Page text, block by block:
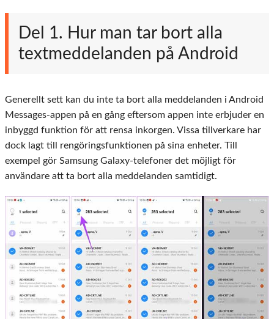
Del 1. Hur man tar bort alla
textmeddelanden på Android
Generellt sett kan du inte ta bort alla meddelanden i Android
Messages-appen på en gång eftersom appen inte erbjuder en
inbyggd funktion för att rensa inkorgen. Vissa tillverkare har
dock lagt till rengöringsfunktionen på sina enheter. Till
exempel gör Samsung Galaxy-telefoner det möjligt för
användare att ta bort alla meddelanden samtidigt.